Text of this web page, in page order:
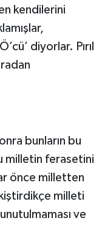
kendilerini
diyorlar. Pırıl
bunların bu
milletin ferasetini
önce milletten
milleti
ve